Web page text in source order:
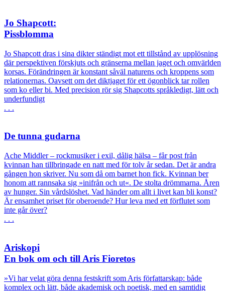
Jo Shapcott:
Pissblomma
Jo Shapcott dras i sina dikter ständigt mot ett tillstånd av upplösning
där perspektiven förskjuts och gränserna mellan jaget och omvärlden
korsas. Förändringen är konstant såväl naturens och kroppens som
relationernas. Oavsett om det diktjaget för ett ögonblick tar rollen
som ko eller bi. Med precision rör sig Shapcotts språkledigt, lätt och
underfundigt
. . .
De tunna gudarna
Ache Middler – rockmusiker i exil, dålig hälsa – får post från
kvinnan han tillbringade en natt med för tolv år sedan. Det är andra
gången hon skriver. Nu som då om barnet hon fick. Kvinnan ber
honom att rannsaka sig »inifrån och ut«. De stolta drömmarna. Åren
av hunger. Sin vårdslöshet. Vad händer om allt i livet kan bli konst?
Är ensamhet priset för oberoende? Hur leva med ett förflutet som
inte går över?
. . .
Ariskopi
En bok om och till Aris Fioretos
»Vi har velat göra denna festskrift som Aris författarskap: både
komplex och lätt, både akademisk och poetisk, med en samtidig